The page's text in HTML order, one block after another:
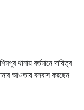
থানায় বর্তমানে দায়িত্ব
আওতায় বসবাস করছেন